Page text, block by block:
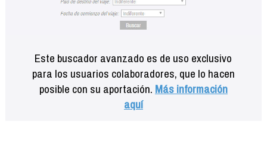
Este buscador avanzado es de uso exclusivo
para los usuarios colaboradores, que lo hacen
posible con su aportación. Más información
aquí